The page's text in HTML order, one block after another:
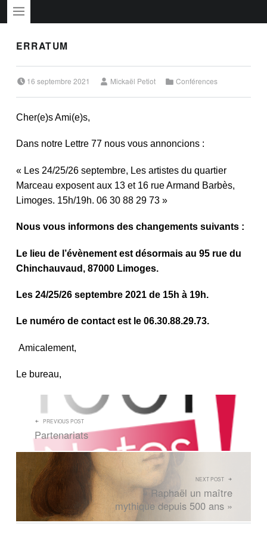
ERRATUM
16 septembre 2021 Mickaël Petiot Conférences
Cher(e)s Ami(e)s,
Dans notre Lettre 77 nous vous annoncions :
« Les 24/25/26 septembre, Les artistes du quartier
Marceau exposent aux 13 et 16 rue Armand Barbès,
Limoges. 15h/19h. 06 30 88 29 73 »
Nous vous informons des changements suivants :
Le lieu de l’évènement est désormais au 95 rue du
Chinchauvaud, 87000 Limoges.
Les 24/25/26 septembre 2021 de 15h à 19h.
Le numéro de contact est le 06.30.88.29.73.
Amicalement,
Le bureau,
NAVIGATION DE L’ARTICLE
PREVIOUS POST
Partenariats
NEXT POST
« Raphaël un maître
mythique depuis 500 ans »